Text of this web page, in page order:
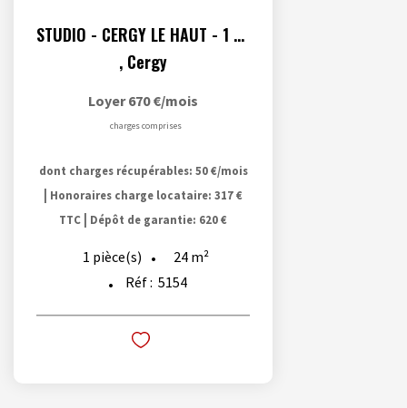
STUDIO - CERGY LE HAUT - 1 pièce(s) - 24.4 m2- Parking en...
, Cergy
Loyer 670 €/mois
charges comprises
dont charges récupérables: 50 €/mois
| Honoraires charge locataire: 317 €
TTC | Dépôt de garantie: 620 €
1 pièce(s) 24 m²
Réf : 5154